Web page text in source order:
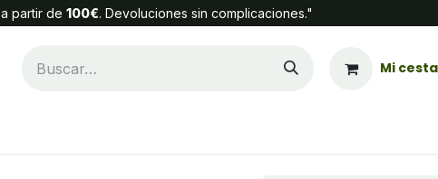
a partir de 100€. Devoluciones sin complicaciones."
Mi cesta